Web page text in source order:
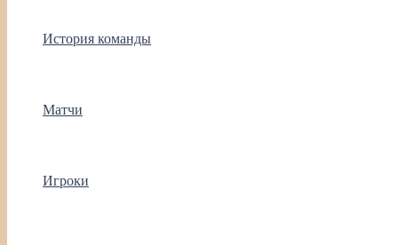
История команды
Матчи
Игроки